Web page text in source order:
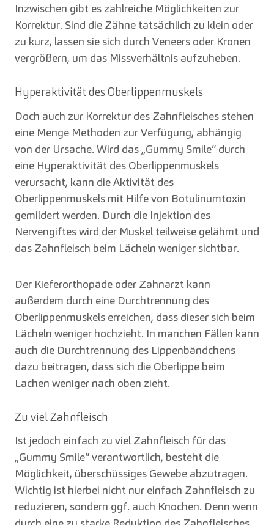
Inzwischen gibt es zahlreiche Möglichkeiten zur
Korrektur. Sind die Zähne tatsächlich zu klein oder
zu kurz, lassen sie sich durch Veneers oder Kronen
vergrößern, um das Missverhältnis aufzuheben.
Hyperaktivität des Oberlippenmuskels
Doch auch zur Korrektur des Zahnfleisches stehen
eine Menge Methoden zur Verfügung, abhängig
von der Ursache. Wird das „Gummy Smile“ durch
eine Hyperaktivität des Oberlippenmuskels
verursacht, kann die Aktivität des
Oberlippenmuskels mit Hilfe von Botulinumtoxin
gemildert werden. Durch die Injektion des
Nervengiftes wird der Muskel teilweise gelähmt und
das Zahnfleisch beim Lächeln weniger sichtbar.
Der Kieferorthopäde oder Zahnarzt kann
außerdem durch eine Durchtrennung des
Oberlippenmuskels erreichen, dass dieser sich beim
Lächeln weniger hochzieht. In manchen Fällen kann
auch die Durchtrennung des Lippenbändchens
dazu beitragen, dass sich die Oberlippe beim
Lachen weniger nach oben zieht.
Zu viel Zahnfleisch
Ist jedoch einfach zu viel Zahnfleisch für das
„Gummy Smile“ verantwortlich, besteht die
Möglichkeit, überschüssiges Gewebe abzutragen.
Wichtig ist hierbei nicht nur einfach Zahnfleisch zu
reduzieren, sondern ggf. auch Knochen. Denn wenn